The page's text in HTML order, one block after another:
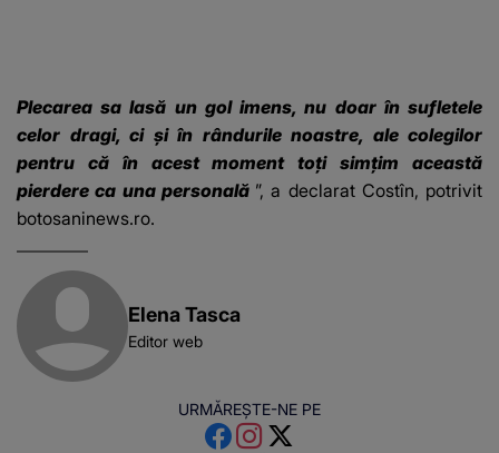
Plecarea sa lasă un gol imens, nu doar în sufletele
celor dragi, ci și în rândurile noastre, ale colegilor
pentru că în acest moment toți simțim această
pierdere ca una personală ”, a declarat Costîn, potrivit
botosaninews.ro.
Elena Tasca
Editor web
URMĂREȘTE-NE PE